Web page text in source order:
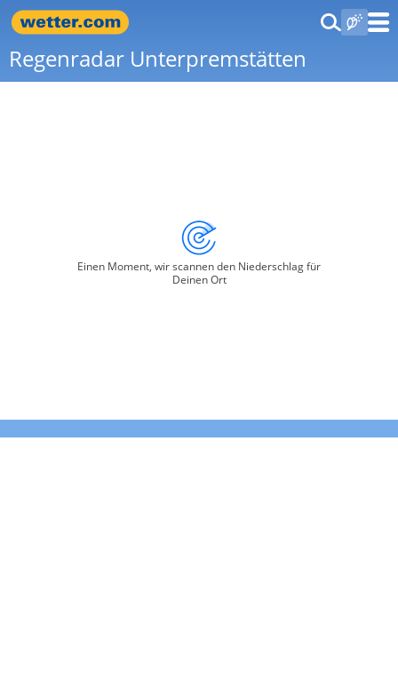
Regenradar Unterpremstätten
Einen Moment, wir scannen den Niederschlag für
Deinen Ort